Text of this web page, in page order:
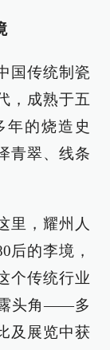
国传统制瓷
，成熟于五
年的烧造史
青翠、线条
里，耀州人
后的李境，
个传统行业
头角——多
及展览中获